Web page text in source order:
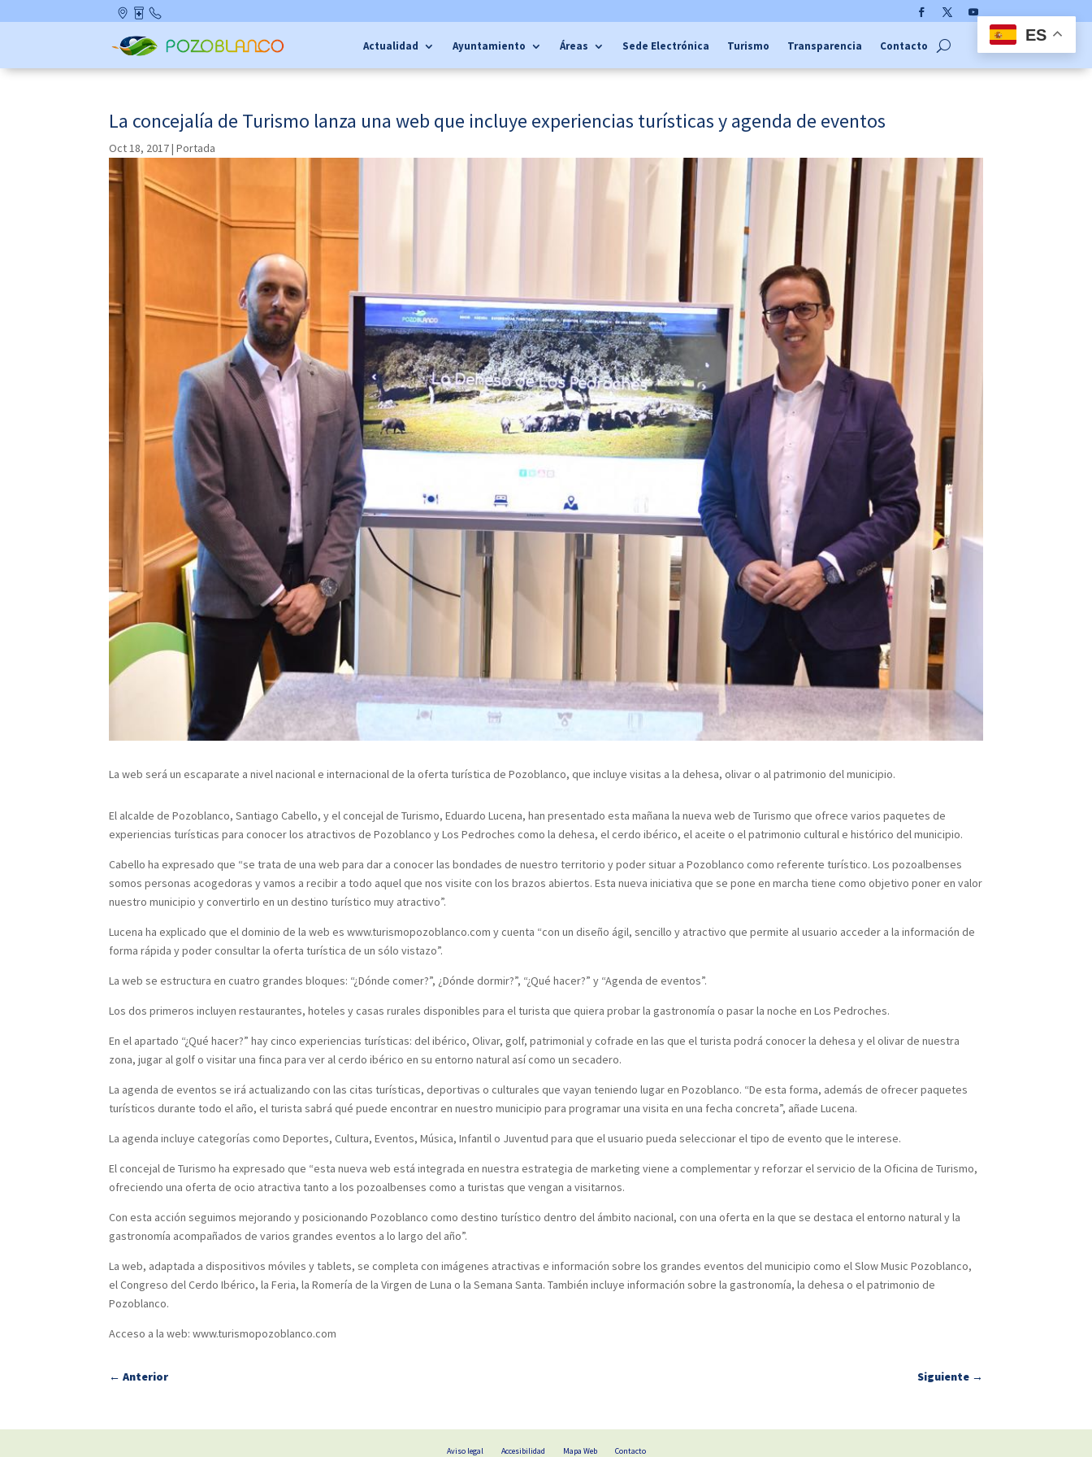
to
Ubicació
n
Farmaci
as de
Contact
o
YouTube
Actualidad
Ayuntamiento Áreas Sede Electrónica Turismo Transparencia Contacto
La concejalía de Turismo lanza una web que incluye experiencias turísticas y agenda de eventos
Oct 18, 2017|Portada
La web será un escaparate a nivel nacional e internacional de la oferta turística de Pozoblanco, que incluye visitas a la dehesa, olivar o al patrimonio del municipio.
El alcalde de Pozoblanco, Santiago Cabello, y el concejal de Turismo, Eduardo Lucena, han presentado esta mañana la nueva web de Turismo que ofrece varios paquetes de
experiencias turísticas para conocer los atractivos de Pozoblanco y Los Pedroches como la dehesa, el cerdo ibérico, el aceite o el patrimonio cultural e histórico del municipio.
Cabello ha expresado que “se trata de una web para dar a conocer las bondades de nuestro territorio y poder situar a Pozoblanco como referente turístico. Los pozoalbenses
somos personas acogedoras y vamos a recibir a todo aquel que nos visite con los brazos abiertos. Esta nueva iniciativa que se pone en marcha tiene como objetivo poner en valor
nuestro municipio y convertirlo en un destino turístico muy atractivo”.
Lucena ha explicado que el dominio de la web es www.turismopozoblanco.com y cuenta “con un diseño ágil, sencillo y atractivo que permite al usuario acceder a la información de
forma rápida y poder consultar la oferta turística de un sólo vistazo”.
La web se estructura en cuatro grandes bloques: “¿Dónde comer?”, ¿Dónde dormir?”, “¿Qué hacer?” y “Agenda de eventos”.
Los dos primeros incluyen restaurantes, hoteles y casas rurales disponibles para el turista que quiera probar la gastronomía o pasar la noche en Los Pedroches.
En el apartado “¿Qué hacer?” hay cinco experiencias turísticas: del ibérico, Olivar, golf, patrimonial y cofrade en las que el turista podrá conocer la dehesa y el olivar de nuestra
zona, jugar al golf o visitar una finca para ver al cerdo ibérico en su entorno natural así como un secadero.
La agenda de eventos se irá actualizando con las citas turísticas, deportivas o culturales que vayan teniendo lugar en Pozoblanco. “De esta forma, además de ofrecer paquetes
turísticos durante todo el año, el turista sabrá qué puede encontrar en nuestro municipio para programar una visita en una fecha concreta”, añade Lucena.
La agenda incluye categorías como Deportes, Cultura, Eventos, Música, Infantil o Juventud para que el usuario pueda seleccionar el tipo de evento que le interese.
El concejal de Turismo ha expresado que “esta nueva web está integrada en nuestra estrategia de marketing viene a complementar y reforzar el servicio de la Oficina de Turismo,
ofreciendo una oferta de ocio atractiva tanto a los pozoalbenses como a turistas que vengan a visitarnos.
Con esta acción seguimos mejorando y posicionando Pozoblanco como destino turístico dentro del ámbito nacional, con una oferta en la que se destaca el entorno natural y la
gastronomía acompañados de varios grandes eventos a lo largo del año”.
La web, adaptada a dispositivos móviles y tablets, se completa con imágenes atractivas e información sobre los grandes eventos del municipio como el Slow Music Pozoblanco,
el Congreso del Cerdo Ibérico, la Feria, la Romería de la Virgen de Luna o la Semana Santa. También incluye información sobre la gastronomía, la dehesa o el patrimonio de
Pozoblanco.
Acceso a la web: www.turismopozoblanco.com
←Anterior Siguiente→
Aviso legal Accesibilidad Mapa Web Contacto
ES